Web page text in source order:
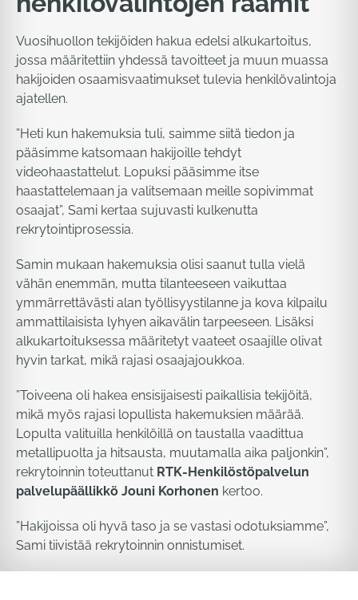
Vuosihuollon tekijöiden hakua edelsi alkukartoitus,
jossa määritettiin yhdessä tavoitteet ja muun muassa
hakijoiden osaamisvaatimukset tulevia henkilövalintoja
ajatellen.
”Heti kun hakemuksia tuli, saimme siitä tiedon ja
pääsimme katsomaan hakijoille tehdyt
videohaastattelut. Lopuksi pääsimme itse
haastattelemaan ja valitsemaan meille sopivimmat
osaajat”, Sami kertaa sujuvasti kulkenutta
rekrytointiprosessia.
Samin mukaan hakemuksia olisi saanut tulla vielä
vähän enemmän, mutta tilanteeseen vaikuttaa
ymmärrettävästi alan työllisyystilanne ja kova kilpailu
ammattilaisista lyhyen aikavälin tarpeeseen. Lisäksi
alkukartoituksessa määritetyt vaateet osaajille olivat
hyvin tarkat, mikä rajasi osaajajoukkoa.
”Toiveena oli hakea ensisijaisesti paikallisia tekijöitä,
mikä myös rajasi lopullista hakemuksien määrää.
Lopulta valituilla henkilöillä on taustalla vaadittua
metallipuolta ja hitsausta, muutamalla aika paljonkin”,
rekrytoinnin toteuttanut RTK-Henkilöstöpalvelun
palvelupäällikkö Jouni Korhonen kertoo.
”Hakijoissa oli hyvä taso ja se vastasi odotuksiamme”,
Sami tiivistää rekrytoinnin onnistumiset.